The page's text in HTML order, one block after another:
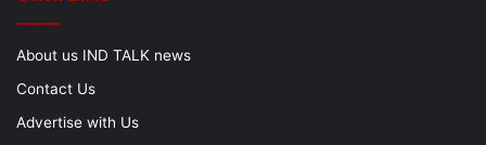
About us IND TALK news
Contact Us
Advertise with Us